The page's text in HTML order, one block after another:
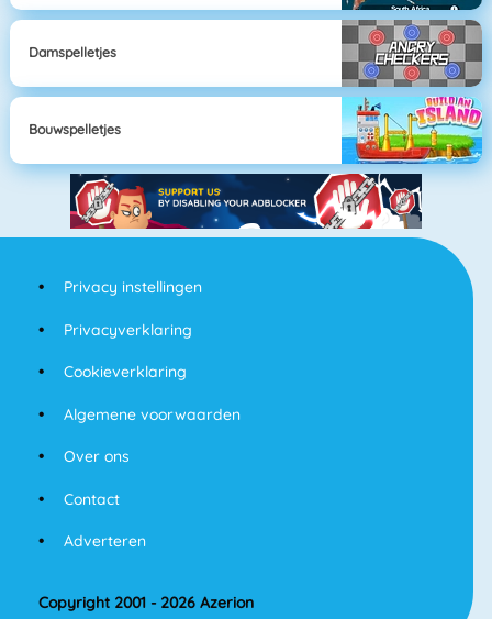
Damspelletjes
Bouwspelletjes
Privacy instellingen
Privacyverklaring
Cookieverklaring
Algemene voorwaarden
Over ons
Contact
Adverteren
Copyright 2001 - 2026 Azerion